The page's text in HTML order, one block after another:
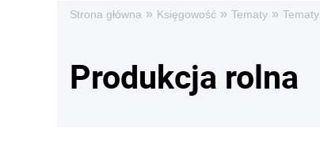
Strona główna » Księgowość » Tematy » Tematy
Produkcja rolna